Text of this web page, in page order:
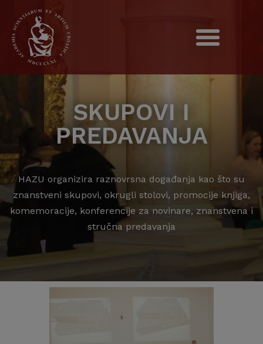
SKUPOVI I
PREDAVANJA
HAZU organizira raznovrsna događanja kao što su
znanstveni skupovi, okrugli stolovi, promocije knjiga,
komemoracije, konferencije za novinare, znanstvena i
stručna predavanja